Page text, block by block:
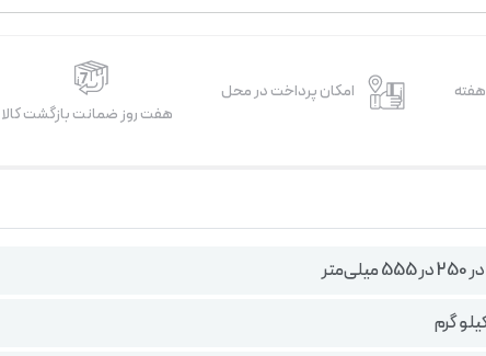
امکان پرداخت در محل
هفت روز ضمانت بازگشت کالا